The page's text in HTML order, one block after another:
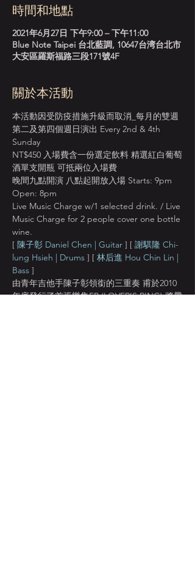
時間和地點
2021年6月27日 下午9:00 – 下午11:00
Blue Note Taipei 台北藍調, 10647台湾台北市
大安區羅斯福路三段171號4F
關於本活動
本活動因受防疫措施升級而取消_每月的雙週
第二及第四個週日演出 Every 2nd & 4th
Sunday
NT$450 入場費含一份選定飲料 精選紅白葡萄
酒單支開瓶 可抵兩位入場費
晚間九點開演 八點起開放入場 Starts: 9pm
Open: 8pm
Live Music Charge w/1 selected drink. / Live
Music Charge for 2 people cover one bottle
wine.
[ 陳子彰 Daniel Chen | Guitar ] [ 謝騏隆 Chi-
lung Hsieh | Drums ] [ 林后進 Hou Chin Lin |
Bass ]
由青年吉他手陳子彰領銜的三重奏 甫於2010
年底發行了首張樂集EP (LOVER’S RING) 將帶